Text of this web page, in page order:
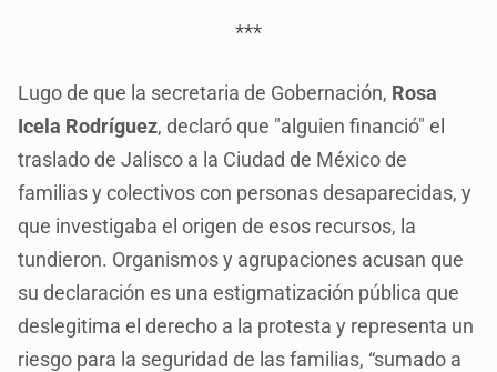
***
Lugo de que la secretaria de Gobernación, Rosa
Icela Rodríguez, declaró que "alguien financió" el
traslado de Jalisco a la Ciudad de México de
familias y colectivos con personas desaparecidas, y
que investigaba el origen de esos recursos, la
tundieron. Organismos y agrupaciones acusan que
su declaración es una estigmatización pública que
deslegitima el derecho a la protesta y representa un
riesgo para la seguridad de las familias, “sumado a